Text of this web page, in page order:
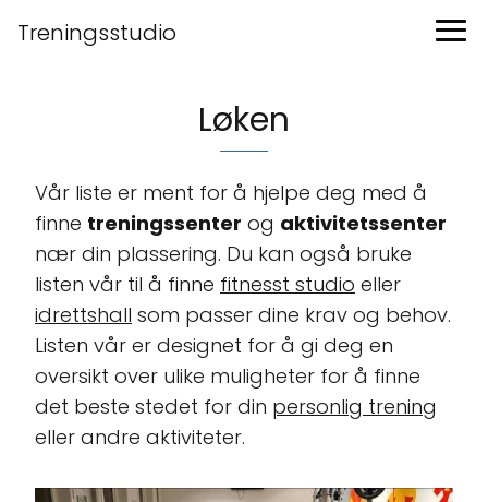
Treningsstudio
Løken
Vår liste er ment for å hjelpe deg med å
finne treningssenter og aktivitetssenter
nær din plassering. Du kan også bruke
listen vår til å finne fitnesst studio eller
idrettshall som passer dine krav og behov.
Listen vår er designet for å gi deg en
oversikt over ulike muligheter for å finne
det beste stedet for din personlig trening
eller andre aktiviteter.